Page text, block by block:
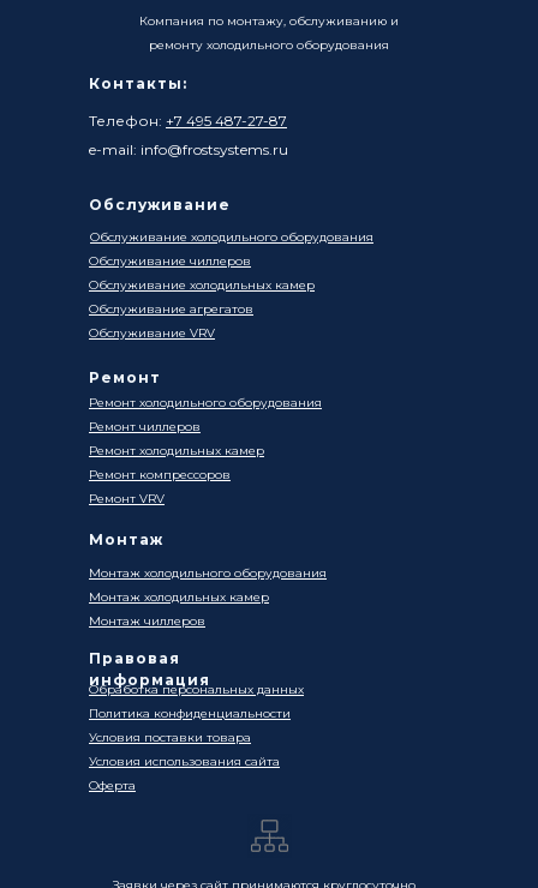
Контакты:
Телефон: +7 495 487-27-87
e-mail: info@frostsystems.ru
Ремонт
Заявки через сайт принимаются круглосуточно.
Обработка персональных данных
Политика конфиденциальности
Условия поставки товара
Оферта
Условия использования сайта
Компания по монтажу, обслуживанию и
ремонту холодильного оборудования
Ремонт холодильного оборудования
Ремонт чиллеров
Ремонт холодильных камер
Ремонт компрессоров
Ремонт VRV
Монтаж
Правовая
информация
Монтаж холодильного оборудования
Монтаж чиллеров
Монтаж холодильных камер
Обслуживание
Обслуживание холодильного оборудования
Обслуживание чиллеров
Обслуживание холодильных камер
Обслуживание агрегатов
Обслуживание VRV